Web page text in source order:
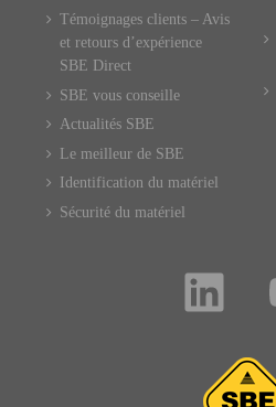
Témoignages clients – Avis
et retours d’expérience
SBE Direct
SBE vous conseille
Actualités SBE
Le meilleur de SBE
Identification du matériel
Sécurité du matériel